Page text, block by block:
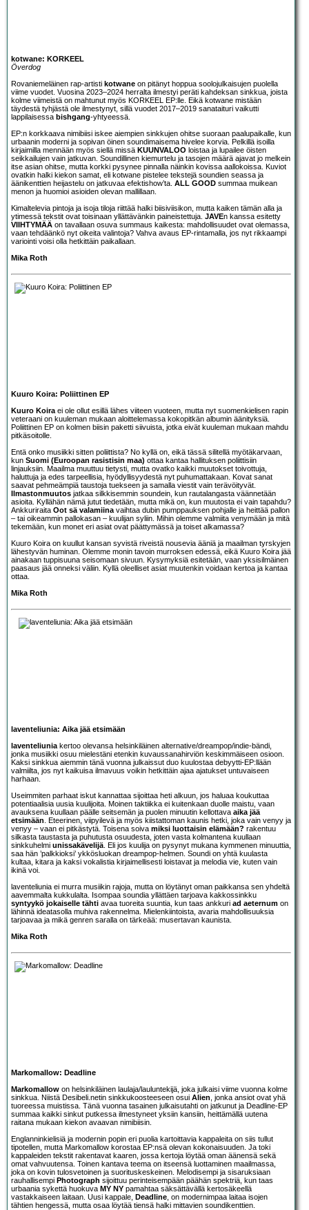
kotwane: KORKEEL
Överdog
Rovaniemeläinen rap-artisti kotwane on pitänyt hoppua soolojulkaisujen puolella
viime vuodet. Vuosina 2023–2024 herralta ilmestyi peräti kahdeksan sinkkua, joista
kolme viimeistä on mahtunut myös KORKEEL EP:lle. Eikä kotwane mistään
täydestä tyhjästä ole ilmestynyt, sillä vuodet 2017–2019 sanataituri vaikutti
lappilaisessa bishgang-yhtyeessä.
EP:n korkkaava nimibiisi iskee aiempien sinkkujen ohitse suoraan paalupaikalle, kun
urbaanin moderni ja sopivan öinen soundimaisema hivelee korvia. Pelkillä isoilla
kirjaimilla mennään myös siellä missä KUUNVALOO loistaa ja lupailee öisten
seikkailujen vain jatkuvan. Soundillinen kiemurtelu ja tasojen määrä ajavat jo melkein
itse asian ohitse, mutta korkki pysynee pinnalla näinkin kovissa aallokoissa. Kuviot
ovatkin halki kiekon samat, eli kotwane pistelee tekstejä soundien seassa ja
äänikenttien heijastelu on jatkuvaa efektishow’ta. ALL GOOD summaa muikean
menon ja huomioi asioiden olevan mallillaan.
Kimaltelevia pintoja ja isoja tiloja riittää halki biisiviisikon, mutta kaiken tämän alla ja
ytimessä tekstit ovat toisinaan yllättävänkin paineistettuja. JAVEn kanssa esitetty
VIIHTYMÄÄ on tavallaan osuva summaus kaikesta: mahdollisuudet ovat olemassa,
vaan tehdäänkö nyt oikeita valintoja? Vahva avaus EP-rintamalla, jos nyt rikkaampi
variointi voisi olla hetkittäin paikallaan.
Mika Roth
Kuuro Koira: Poliittinen EP
Kuuro Koira ei ole ollut esillä lähes viiteen vuoteen, mutta nyt suomenkielisen rapin
veteraani on kuuleman mukaan aloittelemassa kokopitkän albumin äänityksiä.
Poliittinen EP on kolmen biisin paketti siivuista, jotka eivät kuuleman mukaan mahdu
pitkäsoitolle.
Entä onko musiikki sitten poliittista? No kyllä on, eikä tässä silitellä myötäkarvaan,
kun Suomi (Euroopan rasistisin maa) ottaa kantaa hallituksen poliittisiin
linjauksiin. Maailma muuttuu tietysti, mutta ovatko kaikki muutokset toivottuja,
haluttuja ja edes tarpeellisia, hyödyllisyydestä nyt puhumattakaan. Kovat sanat
saavat pehmeämpiä taustoja tuekseen ja samalla viestit vain terävöityvät.
Ilmastonmuutos jatkaa silkkisemmin soundein, kun rautalangasta väännetään
asioita. Kyllähän nämä jutut tiedetään, mutta mikä on, kun muutosta ei vain tapahdu?
Ankkuriraita Oot sä valamiina vaihtaa dubin pumppauksen pohjalle ja heittää pallon
– tai oikeammin pallokasan – kuulijan syliin. Mihin olemme valmiita venymään ja mitä
tekemään, kun monet eri asiat ovat päättymässä ja toiset alkamassa?
Kuuro Koira on kuullut kansan syvistä riveistä nousevia ääniä ja maailman tyrskyjen
lähestyvän huminan. Olemme monin tavoin murroksen edessä, eikä Kuuro Koira jää
ainakaan tuppisuuna seisomaan sivuun. Kysymyksiä esitetään, vaan yksisilmäinen
paasaus jää onneksi väliin. Kyllä oleelliset asiat muutenkin voidaan kertoa ja kantaa
ottaa.
Mika Roth
laventeliunia: Aika jää etsimään
laventeliunia kertoo olevansa helsinkiläinen alternative/dreampop/indie-bändi,
jonka musiikki osuu mielestäni etenkin kuvaussanahirviön keskimmäiseen osioon.
Kaksi sinkkua aiemmin tänä vuonna julkaissut duo kuulostaa debyytti-EP:llään
valmiilta, jos nyt kaikuisa ilmavuus voikin hetkittäin ajaa ajatukset untuvaiseen
harhaan.
Useimmiten parhaat iskut kannattaa sijoittaa heti alkuun, jos haluaa koukuttaa
potentiaalisia uusia kuulijoita. Moinen taktiikka ei kuitenkaan duolle maistu, vaan
avauksena kuullaan päälle seitsemän ja puolen minuutin kellottava aika jää
etsimään . Eteerinen, viipyilevä ja myös kiistattoman kaunis hetki, joka vain venyy ja
venyy – vaan ei pitkästytä. Toisena soiva miksi luottaisin elämään? rakentuu
silkasta taustasta ja puhutusta osuudesta, joten vasta kolmantena kuullaan
sinkkuhelmi unissakävelijä . Eli jos kuulija on pysynyt mukana kymmenen minuuttia,
saa hän ’palkkioksi’ ykkösluokan dreampop-helmen. Soundi on yhtä kuulasta
kultaa, kitara ja kaksi vokalistia kirjaimellisesti loistavat ja melodia vie, kuten vain
ikinä voi.
laventeliunia ei murra musiikin rajoja, mutta on löytänyt oman paikkansa sen yhdeltä
aavemmalta kukkulalta. Isompaa soundia yllättäen tarjoava kakkossinkku
syntyykö jokaiselle tähti avaa tuoreita suuntia, kun taas ankkuri ad aeternum on
lähinnä ideatasolla muhiva rakennelma. Mielenkiintoista, avaria mahdollisuuksia
tarjoavaa ja mikä genren saralla on tärkeää: musertavan kaunista.
Mika Roth
Markomallow: Deadline
Markomallow on helsinkiläinen laulaja/lauluntekijä, joka julkaisi viime vuonna kolme
sinkkua. Niistä Desibeli.netin sinkkukoosteeseen osui Alien , jonka ansiot ovat yhä
tuoreessa muistissa. Tänä vuonna tasainen julkaisutahti on jatkunut ja Deadline-EP
summaa kaikki sinkut putkessa ilmestyneet yksiin kansiin, heittämällä uutena
raitana mukaan kiekon avaavan nimibiisin.
Englanninkielisiä ja modernin popin eri puolia kartoittavia kappaleita on siis tullut
tipotellen, mutta Markomallow korostaa EP:nsä olevan kokonaisuuden. Ja toki
kappaleiden tekstit rakentavat kaaren, jossa kertoja löytää oman äänensä sekä
omat vahvuutensa. Toinen kantava teema on itseensä luottaminen maailmassa,
joka on kovin tulosvetoinen ja suorituskeskeinen. Melodisempi ja sisaruksiaan
rauhallisempi Photograph sijoittuu perinteisempään päähän spektriä, kun taas
urbaania sykettä huokuva MY NY pamahtaa säksättävällä kertosäkeellä
vastakkaiseen laitaan. Uusi kappale, Deadline , on modernimpaa laitaa isojen
tähtien hengessä, mutta osaa löytää tiensä halki mittavien soundikenttien.